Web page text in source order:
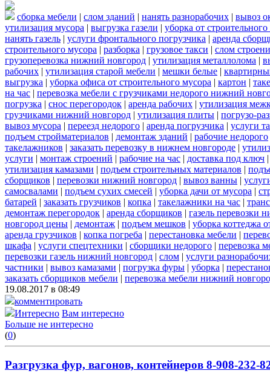
сборка мебели | слом зданий | нанять разнорабочих | вывоз
утилизация мусора | выгрузка газели | уборка от
нанять газель | услуги фронтального погрузчика | аренда
строительного мусора | разборка | грузовое такси | слом
грузоперевозка нижний новгород | утилизация металлолома |
рабочих | утилизация старой мебели | мешки белые |
выгрузка | уборка офиса от строительного мусора | картон |
на час | перевозка мебели с грузчиками недорого нижний
погрузка | снос перегородок | аренда рабочих | утилизация
грузчиками нижний новгород | утилизация плиты | погрузо-
вывоз мусора | переезд недорого | аренда погрузчика | услуги
подъем стройматериалов | демонтаж зданий | рабочие недорого
такелажников | заказать перевозку в нижнем новгороде |
услуги | монтаж строений | рабочие на час | доставка под ключ |
утилизация камазами | подъем строительных материалов |
сборщиков | перевозки нижний новгород | вывоз ванны |
самосвалами | подъем сухих смесей | уборка дачи от мусора |
батарей | заказать грузчиков | копка | такелажники на час |
демонтаж перегородок | аренда сборщиков | газель перевозки
новгород цены | демонтаж | подъем мешков | уборка коттеджа
аренда грузчиков | копка погреба | перестановка мебели |
шкафа | услуги спецтехники | сборщики недорого | перевозка
перевозки газель нижний новгород | слом | услуги
частники | вывоз камазами | погрузка фуры | уборка |
заказать сборщиков мебели | перевозка мебели нижний
19.08.2017 в 08:49
комментировать
Интересно Вам интересно
Больше не интересно
(0)
Разгрузка фур, вагонов, контейнеров 8-908-232-